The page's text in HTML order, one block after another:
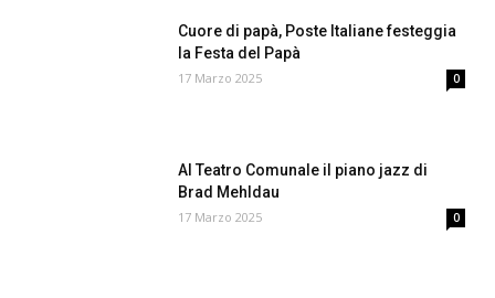
Cuore di papà, Poste Italiane festeggia
la Festa del Papà
17 Marzo 2025 0
Al Teatro Comunale il piano jazz di
Brad Mehldau
17 Marzo 2025 0